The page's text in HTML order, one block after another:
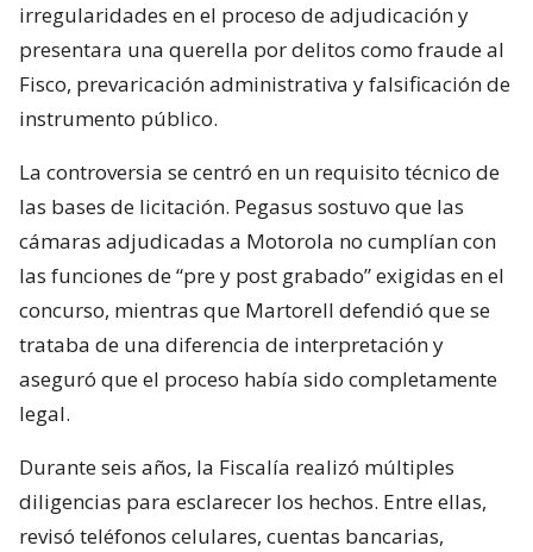
irregularidades en el proceso de adjudicación y
presentara una querella por delitos como fraude al
Fisco, prevaricación administrativa y falsificación de
instrumento público.
La controversia se centró en un requisito técnico de
las bases de licitación. Pegasus sostuvo que las
cámaras adjudicadas a Motorola no cumplían con
las funciones de “pre y post grabado” exigidas en el
concurso, mientras que Martorell defendió que se
trataba de una diferencia de interpretación y
aseguró que el proceso había sido completamente
legal.
Durante seis años, la Fiscalía realizó múltiples
diligencias para esclarecer los hechos. Entre ellas,
revisó teléfonos celulares, cuentas bancarias,